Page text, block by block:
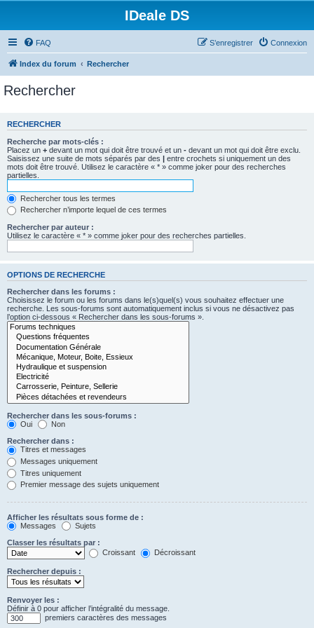
IDeale DS
FAQ Connexion
S’enregistrer
Index du forum Rechercher
Rechercher
RECHERCHER
Recherche par mots-clés :
Placez un + devant un mot qui doit être trouvé et un - devant un mot qui doit être exclu.
Saisissez une suite de mots séparés par des | entre crochets si uniquement un des
mots doit être trouvé. Utilisez le caractère « * » comme joker pour des recherches
partielles.
Rechercher tous les termes
Rechercher n’importe lequel de ces termes
Rechercher par auteur :
Utilisez le caractère « * » comme joker pour des recherches partielles.
OPTIONS DE RECHERCHE
Rechercher dans les forums :
Choisissez le forum ou les forums dans le(s)quel(s) vous souhaitez effectuer une
recherche. Les sous-forums sont automatiquement inclus si vous ne désactivez pas
l’option ci-dessous « Rechercher dans les sous-forums ».
Rechercher dans les sous-forums :
Oui
Non
Rechercher dans :
Titres et messages
Messages uniquement
Titres uniquement
Premier message des sujets uniquement
Afficher les résultats sous forme de :
Messages
Sujets
Classer les résultats par :
Croissant
Décroissant
Rechercher depuis :
Renvoyer les :
Définir à 0 pour afficher l’intégralité du message.
premiers caractères des messages